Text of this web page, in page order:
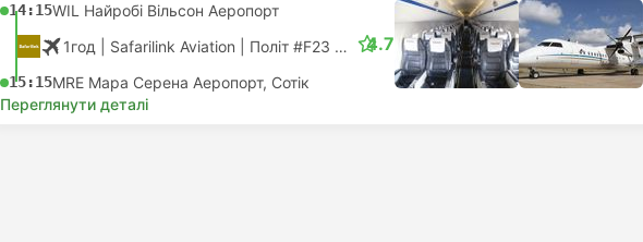
14:15WIL Найробі Вільсон Аеропорт
1год | Safarilink Aviation Політ #F23 Економ
15:15MRE Мара Серена Аеропорт, Сотік
4.7
Переглянути деталі